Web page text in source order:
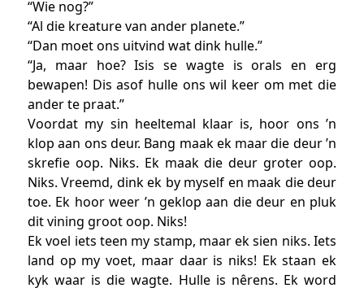
“Wie nog?”
“Al die kreature van ander planete.”
“Dan moet ons uitvind wat dink hulle.”
“Ja, maar hoe? Isis se wagte is orals en erg
bewapen! Dis asof hulle ons wil keer om met die
ander te praat.”
Voordat my sin heeltemal klaar is, hoor ons ’n
klop aan ons deur. Bang maak ek maar die deur ’n
skrefie oop. Niks. Ek maak die deur groter oop.
Niks. Vreemd, dink ek by myself en maak die deur
toe. Ek hoor weer ’n geklop aan die deur en pluk
dit vining groot oop. Niks!
Ek voel iets teen my stamp, maar ek sien niks. Iets
land op my voet, maar daar is niks! Ek staan ek
kyk waar is die wagte. Hulle is nêrens. Ek word